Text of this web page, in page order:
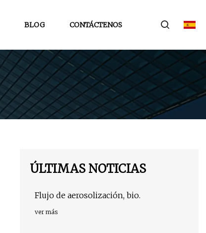
BLOG CONTÁCTENOS
ÚLTIMAS NOTICIAS
Flujo de aerosolización, bio.
ver más